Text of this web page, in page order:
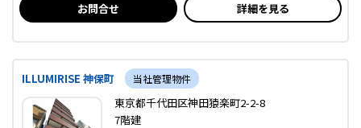
お問合せ 詳細を見る
ILLUMIRISE 神保町 当社管理物件
東京都千代田区神田猿楽町2-2-8
7階建